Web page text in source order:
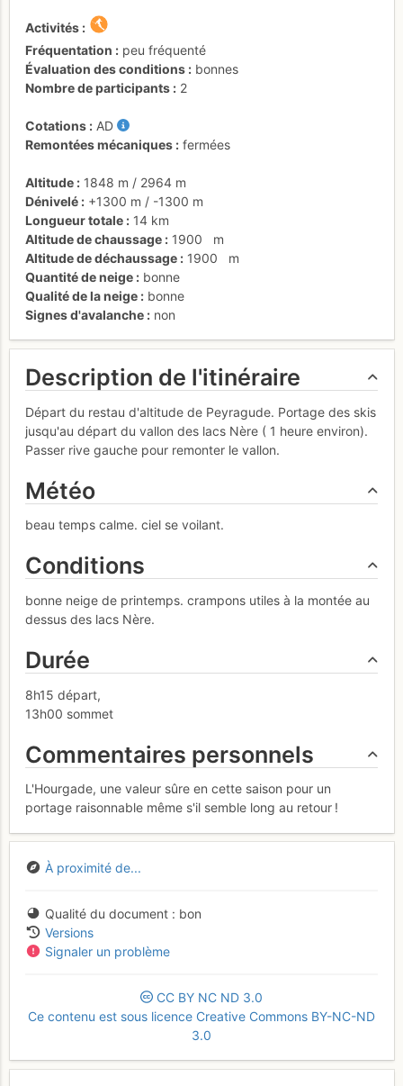
Activités
Fréquentation
peu fréquenté
Évaluation des conditions
bonnes
Nombre de participants
2
Cotations
AD
Remontées mécaniques
fermées
Altitude 1848 m / 2964 m
Dénivelé
+1300 m / -1300 m
Longueur totale
14 km
Altitude de chaussage
1900
m
Altitude de déchaussage
1900
m
Quantité de neige
bonne
Qualité de la neige
bonne
Signes d'avalanche
non
Description de l'itinéraire
Départ du restau d'altitude de Peyragude. Portage des skis
jusqu'au départ du vallon des lacs Nère ( 1 heure environ).
Passer rive gauche pour remonter le vallon.
Météo
beau temps calme. ciel se voilant.
Conditions
bonne neige de printemps. crampons utiles à la montée au
dessus des lacs Nère.
Durée
8h15 départ,
13h00 sommet
Commentaires personnels
L'Hourgade, une valeur sûre en cette saison pour un
portage raisonnable même s'il semble long au retour !
À proximité de...
Qualité du document
bon
Versions
Signaler un problème
CC BY NC ND 3.0
Ce contenu est sous licence Creative Commons BY-NC-ND
3.0